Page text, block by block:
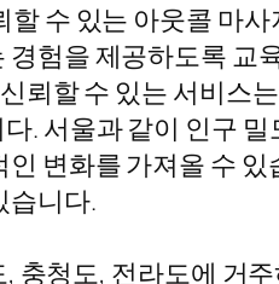
수 있는 아웃콜 마
험을 제공하도록 교
뢰할 수 있는 서비스
. 서울과 같이 인구
변화를 가져올 수
습니다.
충청도, 전라도에 거